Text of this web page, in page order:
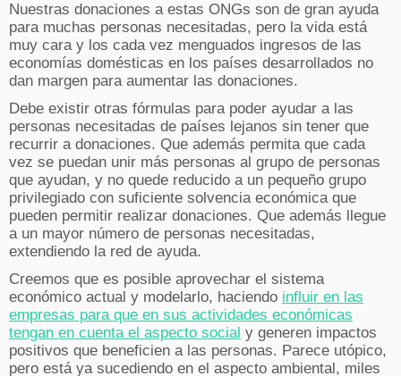
Nuestras donaciones a estas ONGs son de gran ayuda
para muchas personas necesitadas, pero la vida está
muy cara y los cada vez menguados ingresos de las
economías domésticas en los países desarrollados no
dan margen para aumentar las donaciones.
Debe existir otras fórmulas para poder ayudar a las
personas necesitadas de países lejanos sin tener que
recurrir a donaciones. Que además permita que cada
vez se puedan unir más personas al grupo de personas
que ayudan, y no quede reducido a un pequeño grupo
privilegiado con suficiente solvencia económica que
pueden permitir realizar donaciones. Que además llegue
a un mayor número de personas necesitadas,
extendiendo la red de ayuda.
Creemos que es posible aprovechar el sistema
económico actual y modelarlo, haciendo influir en las
empresas para que en sus actividades económicas
tengan en cuenta el aspecto social y generen impactos
positivos que beneficien a las personas. Parece utópico,
pero está ya sucediendo en el aspecto ambiental, miles